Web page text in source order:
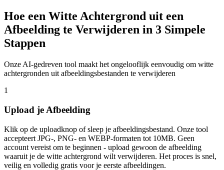
Hoe een Witte Achtergrond uit een
Afbeelding te Verwijderen in 3 Simpele
Stappen
Onze AI-gedreven tool maakt het ongelooflijk eenvoudig om witte
achtergronden uit afbeeldingsbestanden te verwijderen
1
Upload je Afbeelding
Klik op de uploadknop of sleep je afbeeldingsbestand. Onze tool
accepteert JPG-, PNG- en WEBP-formaten tot 10MB. Geen
account vereist om te beginnen - upload gewoon de afbeelding
waaruit je de witte achtergrond wilt verwijderen. Het proces is snel,
veilig en volledig gratis voor je eerste afbeeldingen.